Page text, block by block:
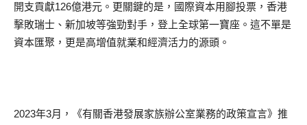
開支貢獻126億港元。更關鍵的是，國際資本用腳投票，香港
擊敗瑞士、新加坡等強勁對手，登上全球第一寶座。這不單是
資本匯聚，更是高增值就業和經濟活力的源頭。
2023年3月，《有關香港發展家族辦公室業務的政策宣言》推